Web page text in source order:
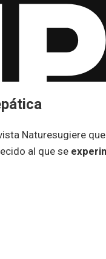
Naturesugiere
al que se